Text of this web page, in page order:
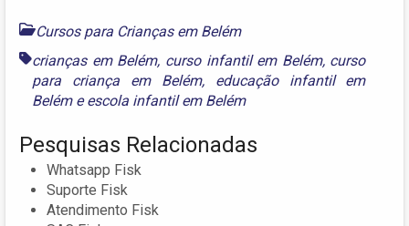
Cursos para Crianças em Belém
crianças em Belém, curso infantil em Belém, curso
para criança em Belém, educação infantil em
Belémeescola infantil em Belém
Pesquisas Relacionadas
Whatsapp Fisk
Suporte Fisk
Atendimento Fisk